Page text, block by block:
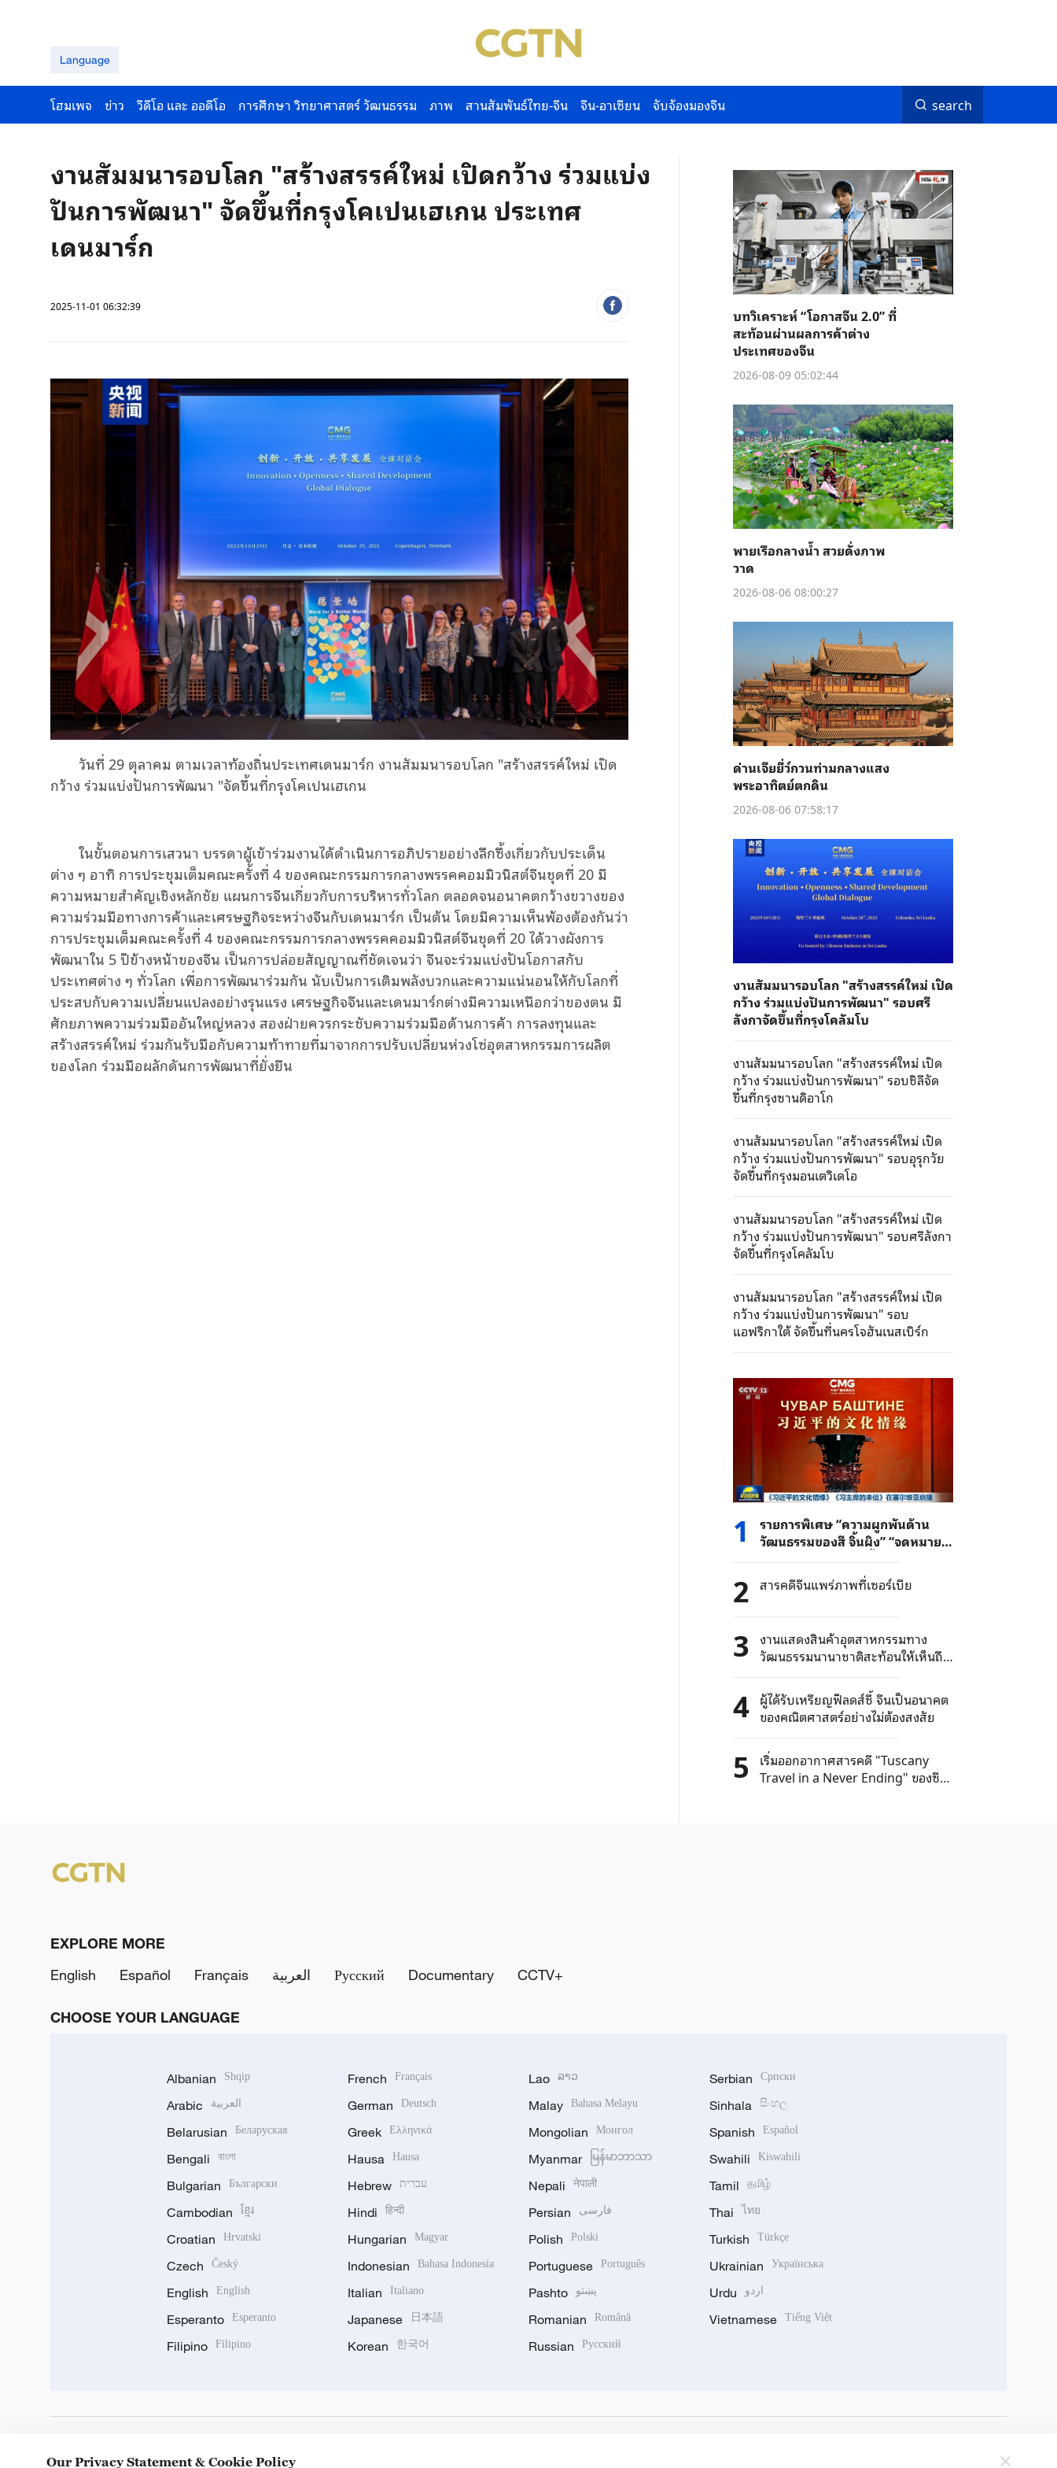
Language
โฮมเพจ ข่าว วีดีโอ และ ออดีโอ การศึกษา วิทยาศาสตร์ วัฒนธรรม ภาพ สานสัมพันธ์ไทย-จีน จีน-อาเซียน จับจ้องมองจีน search
งานสัมมนารอบโลก "สร้างสรรค์ใหม่ เปิดกว้าง ร่วมแบ่ง
ปันการพัฒนา" จัดขึ้นที่กรุงโคเปนเฮเกน ประเทศ
เดนมาร์ก
2025-11-01 06:32:39
วันที่ 29 ตุลาคม ตามเวลาท้องถิ่นประเทศเดนมาร์ก งานสัมมนารอบโลก "สร้างสรรค์ใหม่ เปิด
กว้าง ร่วมแบ่งปันการพัฒนา "จัดขึ้นที่กรุงโคเปนเฮเกน
ในขั้นตอนการเสวนา บรรดาผู้เข้าร่วมงานได้ดำเนินการอภิปรายอย่างลึกซึ้งเกี่ยวกับประเด็น
ต่าง ๆ อาทิ การประชุมเต็มคณะครั้งที่ 4 ของคณะกรรมการกลางพรรคคอมมิวนิสต์จีนชุดที่ 20 มี
ความหมายสำคัญเชิงหลักชัย แผนการจีนเกี่ยวกับการบริหารทั่วโลก ตลอดจนอนาคตกว้างขวางของ
ความร่วมมือทางการค้าและเศรษฐกิจระหว่างจีนกับเดนมาร์ก เป็นต้น โดยมีความเห็นพ้องต้องกันว่า
การประชุมเต็มคณะครั้งที่ 4 ของคณะกรรมการกลางพรรคคอมมิวนิสต์จีนชุดที่ 20 ได้วางผังการ
พัฒนาใน 5 ปีข้างหน้าของจีน เป็นการปล่อยสัญญาณที่ชัดเจนว่า จีนจะร่วมแบ่งปันโอกาสกับ
ประเทศต่าง ๆ ทั่วโลก เพื่อการพัฒนาร่วมกัน นับเป็นการเติมพลังบวกและความแน่นอนให้กับโลกที่
ประสบกับความเปลี่ยนแปลงอย่างรุนแรง เศรษฐกิจจีนและเดนมาร์กต่างมีความเหนือกว่าของตน มี
ศักยภาพความร่วมมืออันใหญ่หลวง สองฝ่ายควรกระชับความร่วมมือด้านการค้า การลงทุนและ
สร้างสรรค์ใหม่ ร่วมกันรับมือกับความท้าทายที่มาจากการปรับเปลี่ยนห่วงโซ่อุตสาหกรรมการผลิต
ของโลก ร่วมมือผลักดันการพัฒนาที่ยั่งยืน
บทวิเคราะห์ “โอกาสจีน 2.0” ที่
สะท้อนผ่านผลการค้าต่าง
ประเทศของจีน
2026-08-09 05:02:44
พายเรือกลางน้ำ สวยดั่งภาพ
วาด
2026-08-06 08:00:27
ด่านเจียยี่ว์กวนท่ามกลางแสง
พระอาทิตย์ตกดิน
2026-08-06 07:58:17
งานสัมมนารอบโลก "สร้างสรรค์ใหม่ เปิด
กว้าง ร่วมแบ่งปันการพัฒนา" รอบศรี
ลังกาจัดขึ้นที่กรุงโคลัมโบ
งานสัมมนารอบโลก "สร้างสรรค์ใหม่ เปิด
กว้าง ร่วมแบ่งปันการพัฒนา" รอบชิลีจัด
ขึ้นที่กรุงซานดิอาโก
งานสัมมนารอบโลก "สร้างสรรค์ใหม่ เปิด
กว้าง ร่วมแบ่งปันการพัฒนา" รอบอุรุกวัย
จัดขึ้นที่กรุงมอนเตวิเดโอ
งานสัมมนารอบโลก "สร้างสรรค์ใหม่ เปิด
กว้าง ร่วมแบ่งปันการพัฒนา" รอบศรีลังกา
จัดขึ้นที่กรุงโคลัมโบ
งานสัมมนารอบโลก "สร้างสรรค์ใหม่ เปิด
กว้าง ร่วมแบ่งปันการพัฒนา" รอบ
แอฟริกาใต้ จัดขึ้นที่นครโจฮันเนสเบิร์ก
1
รายการพิเศษ “ความผูกพันด้าน
วัฒนธรรมของสี จิ้นผิง” “จดหมาย
จากประธานาธิบดีสี จิ้นผิง” แพร่
ภาพที่เซอร์เบีย
2 สารคดีจีนแพร่ภาพที่เซอร์เบีย
3 งานแสดงสินค้าอุตสาหกรรมทาง
วัฒนธรรมนานาชาติสะท้อนให้เห็นถึง
ความเป็นไทย
4 ผู้ได้รับเหรียญฟีลดส์ชี้ จีนเป็นอนาคต
ของคณิตศาสตร์อย่างไม่ต้องสงสัย
5
เริ่มออกอากาศสารคดี "Tuscany
Travel in a Never Ending" ของซี
EXPLORE MORE
English
Español Français العربية Русский Documentary CCTV+
CHOOSE YOUR LANGUAGE
Albanian Shqip
Arabic العربية
Belarusian Беларуская
Bengali বাংলা
Bulgarian Български
Cambodian ខ្មែរ
Croatian Hrvatski
Czech Český
English English
Esperanto Esperanto
Filipino Filipino
French Français
German Deutsch
Greek Ελληνικά
Hausa Hausa
Hebrew עברית
Hindi हिन्दी
Hungarian Magyar
Indonesian Bahasa Indonesia
Italian Italiano
Japanese 日本語
Korean 한국어
Lao ລາວ
Malay Bahasa Melayu
Mongolian Монгол
Myanmar မြန်မာဘာသာ
Nepali नेपाली
Persian فارسی
Polish Polski
Portuguese Português
Pashto پښتو
Romanian Română
Russian Русский
Serbian Српски
Sinhala සිංහල
Spanish Español
Swahili Kiswahili
Tamil தமிழ்
Thai ไทย
Turkish Türkçe
Ukrainian Українська
Urdu اردو
Vietnamese Tiếng Việt
Our Privacy Statement & Cookie Policy